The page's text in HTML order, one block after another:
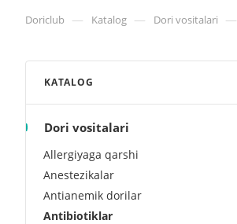
Doriclub — Katalog — Dori vositalari —
KATALOG
Dori vositalari
Allergiyaga qarshi
Anestezikalar
Antianemik dorilar
Antibiotiklar